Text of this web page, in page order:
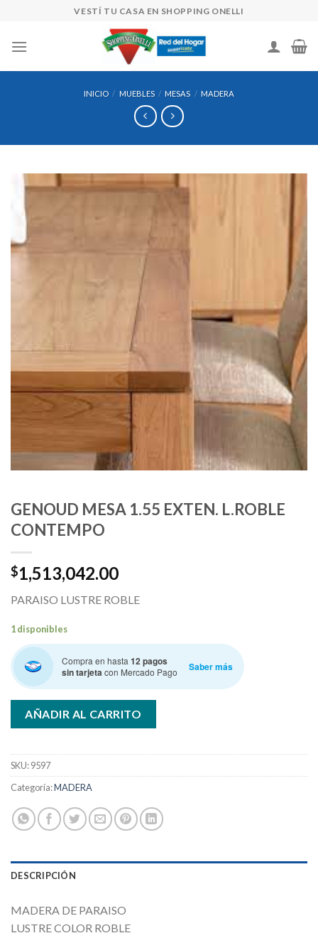
content
VESTÍ TU CASA EN SHOPPING ONELLI
INICIO / MUEBLES / MESAS / MADERA
GENOUD MESA 1.55 EXTEN. L.ROBLE
CONTEMPO
$1,513,042.00
PARAISO LUSTRE ROBLE
1 disponibles
Compra en hasta 12 pagos
sin tarjetacon Mercado Pago Saber más
AÑADIR AL CARRITO
SKU:9597
Categoría:MADERA
DESCRIPCIÓN
MADERA DE PARAISO
LUSTRE COLOR ROBLE